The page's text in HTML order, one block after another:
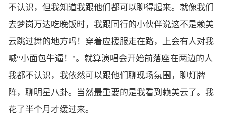
不认识，但我知道我跟他们都可以聊得起来。就像我们
去梦岗万达吃晚饭时，我跟同行的小伙伴说这不是赖美
云跳过舞的地方吗！穿着应援服走在路，上会有人对我
喊“小面包牛逼！"。就算演唱会开始前落座在两边的人
我都不认识，我依然可以跟他们聊现场氛围，聊灯牌
阵，聊明星八卦。当然最重要的是我看到赖美云了。我
花了半个月才缓过来。